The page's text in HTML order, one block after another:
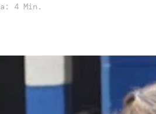
4 Min.